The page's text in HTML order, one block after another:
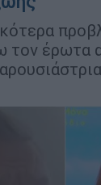
τον έρωτα